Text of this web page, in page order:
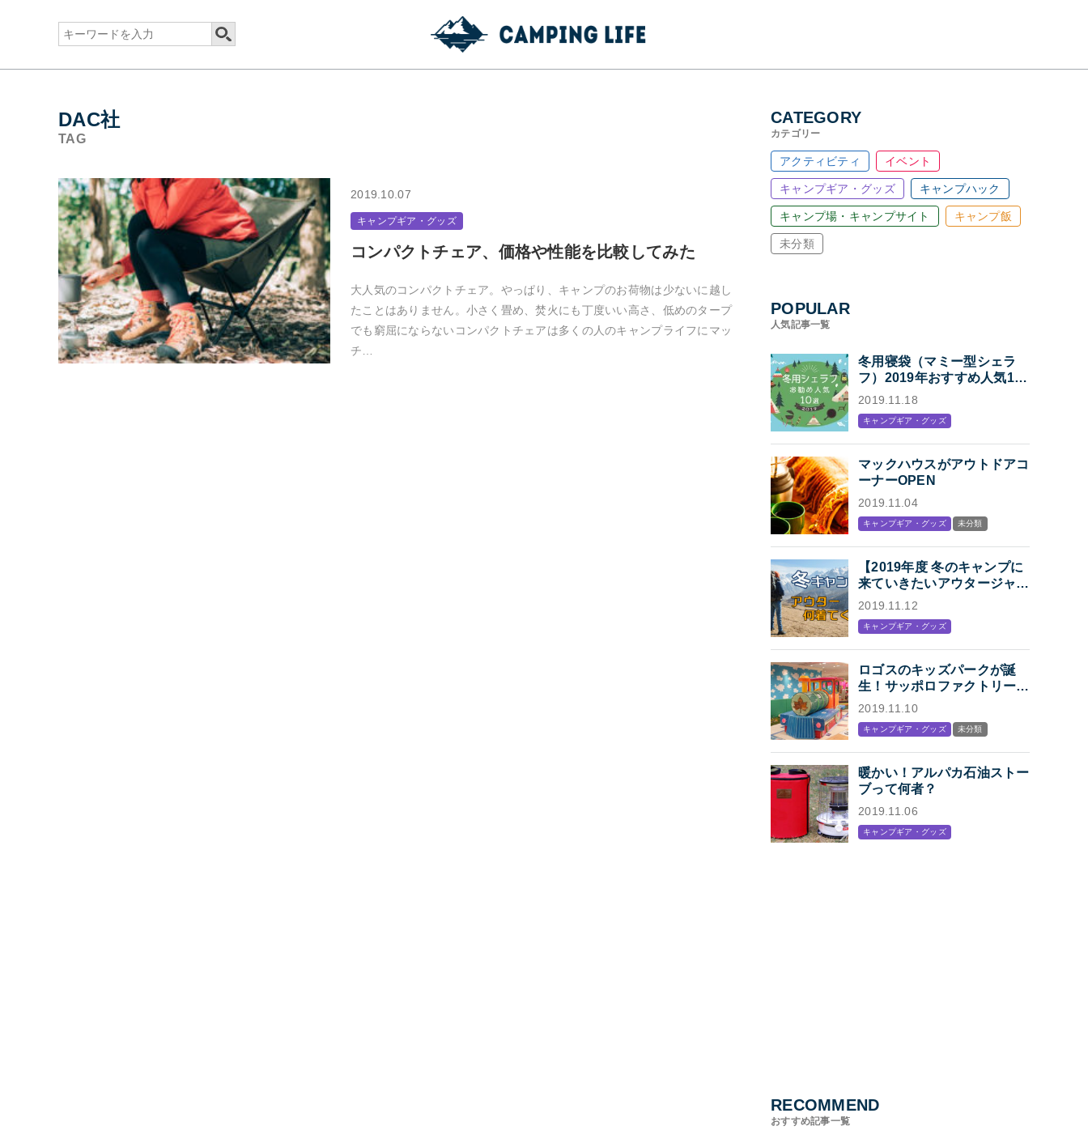
DAC社
TAG
2019.10.07
キャンプギア・グッズ
コンパクトチェア、価格や性能を比較してみた
大人気のコンパクトチェア。やっぱり、キャンプのお荷物は少ないに越し
たことはありません。小さく畳め、焚火にも丁度いい高さ、低めのタープ
でも窮屈にならないコンパクトチェアは多くの人のキャンプライフにマッ
チ…
CATEGORY
カテゴリー
アクティビティ イベント
キャンプギア・グッズ キャンプハック
キャンプ場・キャンプサイト キャンプ飯
未分類
POPULAR
人気記事一覧
冬用寝袋（マミー型シェラ
フ）2019年おすすめ人気10
選「冬キャンプの寝袋はマミ
2019.11.18
キャンプギア・グッズ
マックハウスがアウトドアコ
ーナーOPEN
2019.11.04
キャンプギア・グッズ 未分類
【2019年度 冬のキャンプに
来ていきたいアウタージャケ
ット特集】キャンプ・アウト
トドアブランド各社のジャケ
ットまとめ【Mens】
2019.11.12
キャンプギア・グッズ
ロゴスのキッズパークが誕
生！サッポロファクトリー内
「KIDS STATION
プン
2019.11.10
キャンプギア・グッズ 未分類
暖かい！アルパカ石油ストー
ブって何者？
2019.11.06
キャンプギア・グッズ
RECOMMEND
おすすめ記事一覧